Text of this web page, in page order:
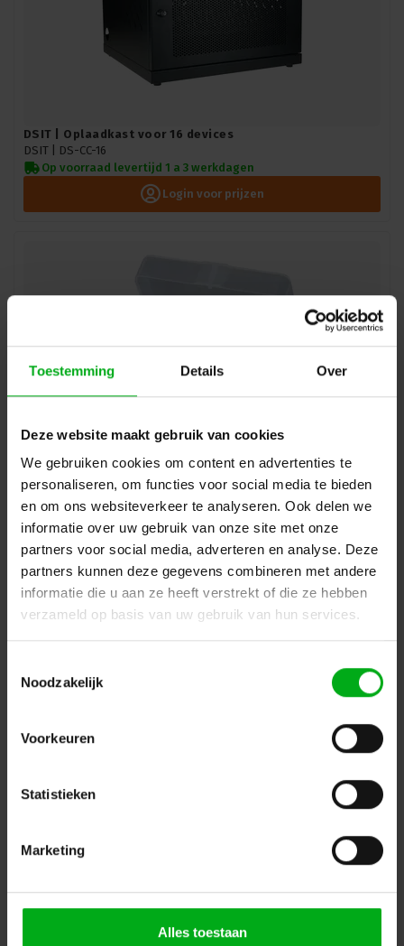
Toestemming Details Over
Deze website maakt gebruik van cookies
We gebruiken cookies om content en advertenties te
personaliseren, om functies voor social media te bieden
en om ons websiteverkeer te analyseren. Ook delen we
informatie over uw gebruik van onze site met onze
partners voor social media, adverteren en analyse. Deze
partners kunnen deze gegevens combineren met andere
informatie die u aan ze heeft verstrekt of die ze hebben
verzameld op basis van uw gebruik van hun services.
Noodzakelijk
Voorkeuren
Statistieken
Marketing
Alles toestaan
DSIT | Oplaadkast voor 16 devices
DSIT |
DS-CC-16
Op voorraad levertijd 1 a 3 werkdagen
Login voor prijzen
DSIT | Krimp lasbeschermer 60mm transparant
DSIT |GV-64006
Op voorraad levertijd 1 a 3 werkdagen
Login voor prijzen
Op voorraad levertijd 1 a 3 werkdagen